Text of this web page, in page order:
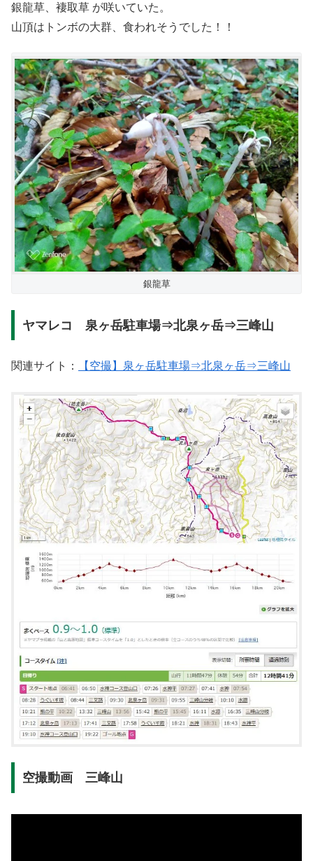
銀龍草、褄取草 が咲いていた。
山頂はトンボの大群、食われそうでした！！
銀龍草
ヤマレコ 泉ヶ岳駐車場⇒北泉ヶ岳⇒三峰山
関連サイト： 【空撮】泉ヶ岳駐車場⇒北泉ヶ岳⇒三峰山
空撮動画 三峰山